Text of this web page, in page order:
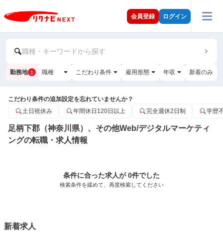
会員登録 ログイン
職種・キーワードから探す
勤務地 1 職種 こだわり条件 雇用形態 年収 新着のみ
こだわり条件の追加設定を忘れていませんか？
土日祝休み
年間休日120日以上 完全週休2日制 学歴
足柄下郡（神奈川県）、その他Web/デジタルマーケティ
ングの転職・求人情報
条件に合った求人が 0件でした
検索条件を緩めて、再度検索してください
新着求人